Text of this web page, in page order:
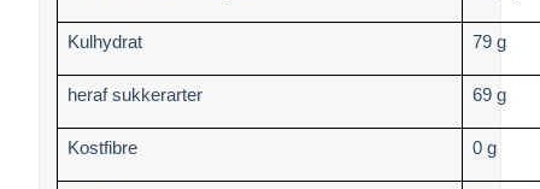
Kulhydrat 79 g
heraf sukkerarter 69 g
Kostfibre 0 g